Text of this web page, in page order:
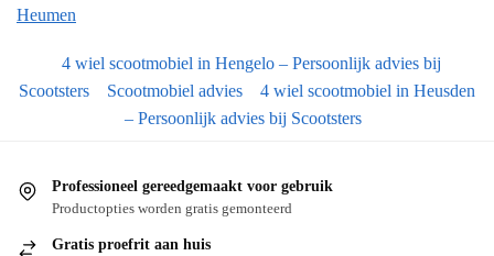
Heumen
4 wiel scootmobiel in Hengelo – Persoonlijk advies bij
Scootsters
Scootmobiel advies
4 wiel scootmobiel in Heusden
– Persoonlijk advies bij Scootsters
Professioneel gereedgemaakt voor gebruik
Productopties worden gratis gemonteerd
Gratis proefrit aan huis